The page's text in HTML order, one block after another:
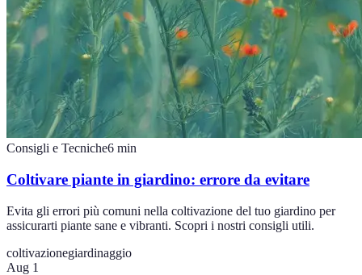
Consigli e Tecniche6 min
Coltivare piante in giardino: errore da evitare
Evita gli errori più comuni nella coltivazione del tuo giardino per
assicurarti piante sane e vibranti. Scopri i nostri consigli utili.
coltivazionegiardinaggio
Aug 1